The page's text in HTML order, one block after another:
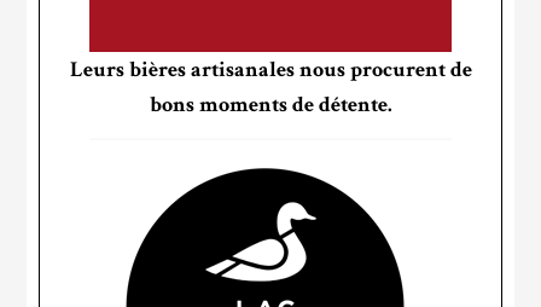
Leurs bières artisanales nous procurent de
bons moments de détente.